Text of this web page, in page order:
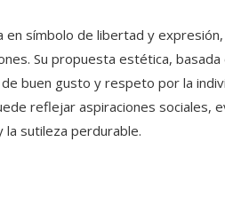
símbolo de libertad y expresión,
Su propuesta estética, basada
buen gusto y respeto por la
reflejar aspiraciones sociales,
la sutileza perdurable.